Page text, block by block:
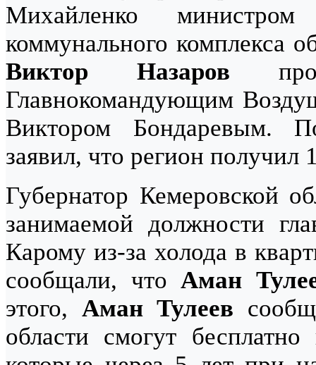
Михайленко
коммунального комплекса
Виктор Назаров
Главнокомандующим
Виктором Бондаревым.
заявил, что регион
Губернатор Кемеровской
занимаемой должности
Карому из-за холода в
сообщали, чтоАман
этого, Аман Тулеев
области смогут